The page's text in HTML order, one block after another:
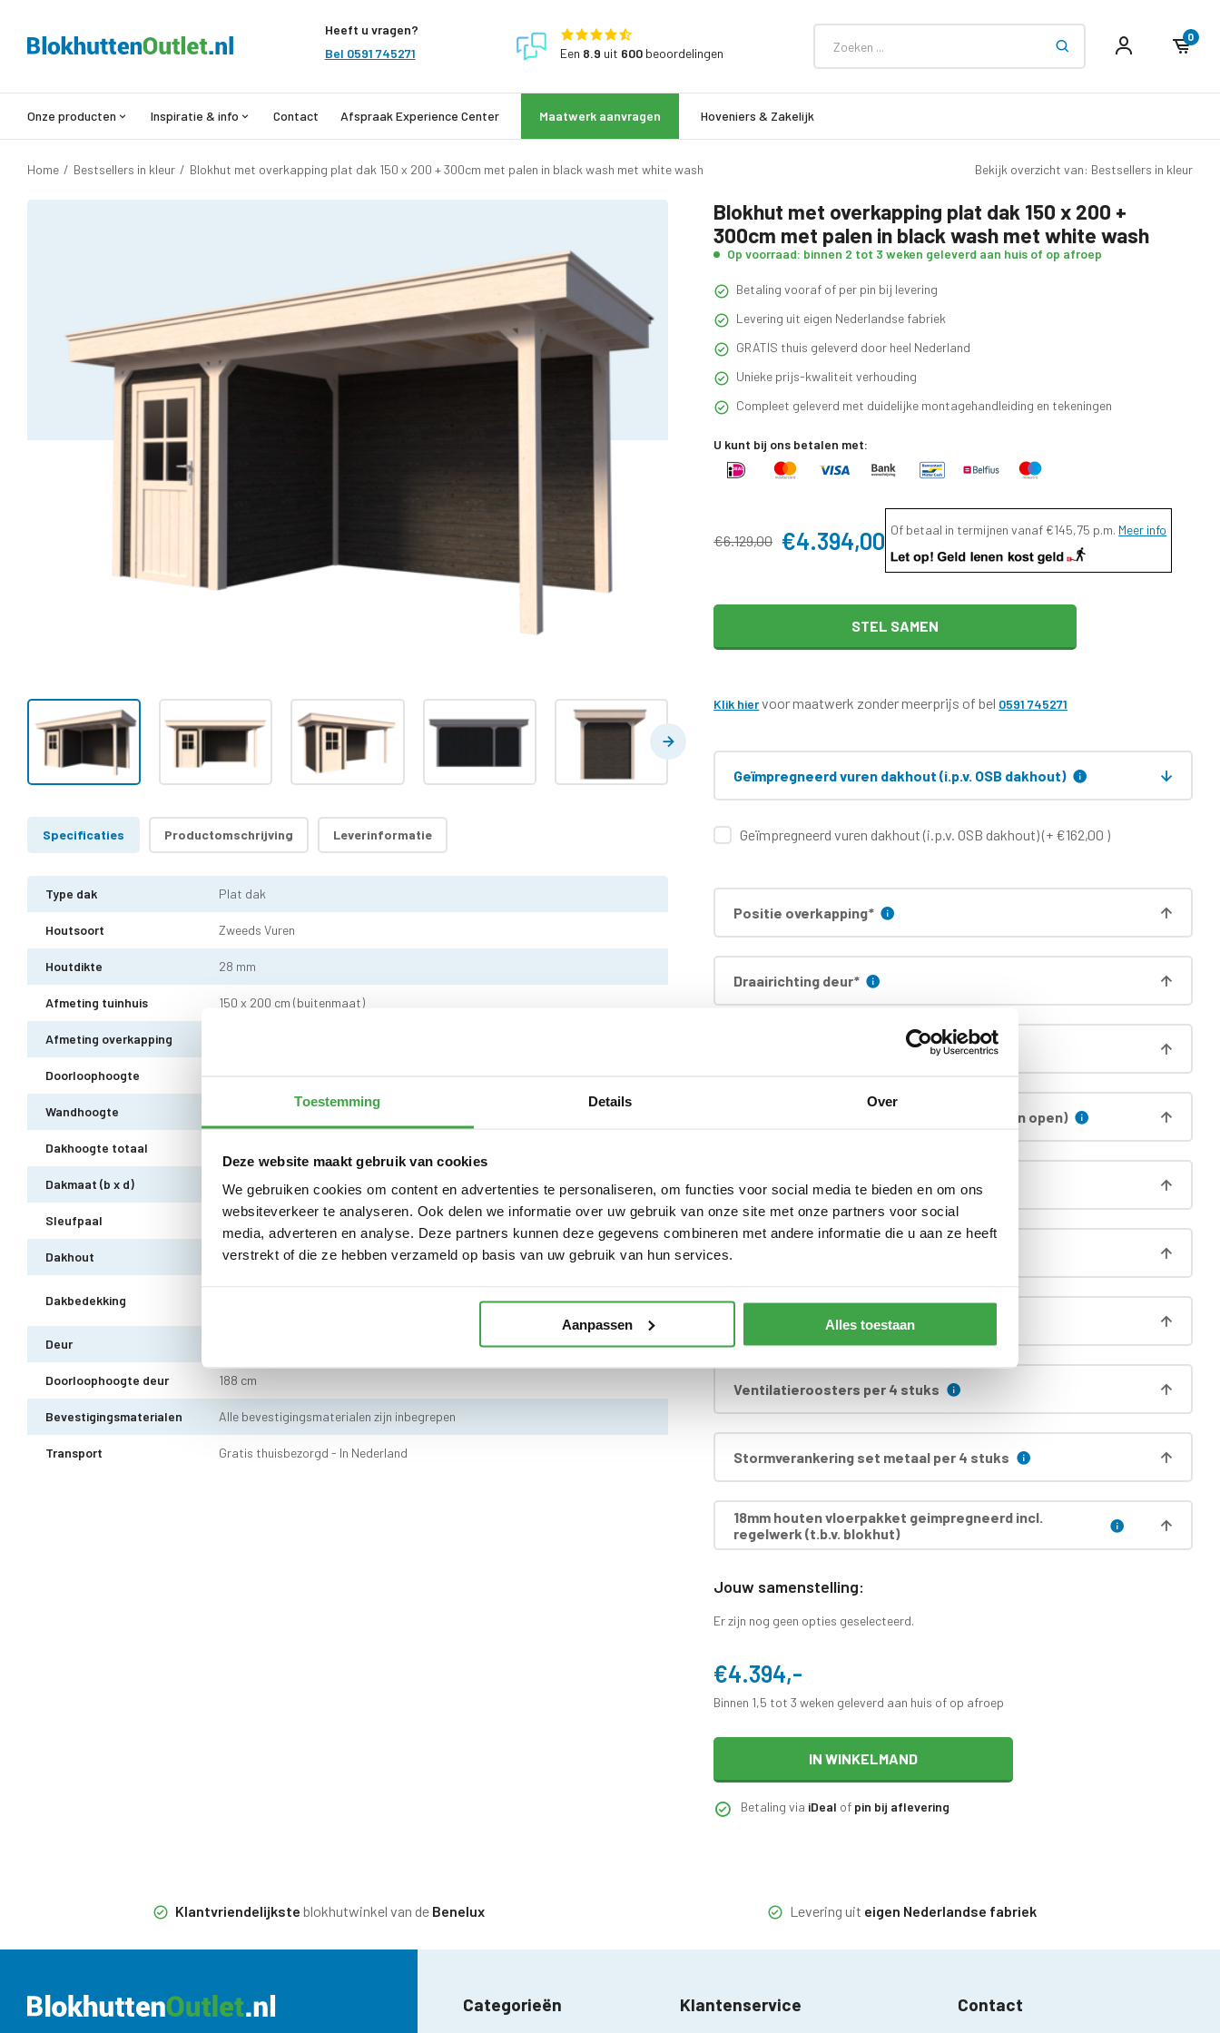
Toestemming Details Over
Deze website maakt gebruik van cookies
We gebruiken cookies om content en advertenties te personaliseren, om functies voor social media te bieden en om ons
websiteverkeer te analyseren. Ook delen we informatie over uw gebruik van onze site met onze partners voor social
media, adverteren en analyse. Deze partners kunnen deze gegevens combineren met andere informatie die u aan ze heeft
verstrekt of die ze hebben verzameld op basis van uw gebruik van hun services.
Aanpassen Alles toestaan
Heeft u vragen?
Bel 0591 745271
Een 8.9 uit 600beoordelingen
0
Onze producten Inspiratie & info Contact Afspraak Experience Center Maatwerk aanvragen Hoveniers & Zakelijk
Home / Bestsellers in kleur / Blokhut met overkapping plat dak 150 x 200 + 300cm met palen in black wash met white wash Bekijk overzicht van: Bestsellers in kleur
Specificaties Productomschrijving Leverinformatie
Type dak Plat dak
Houtsoort Zweeds Vuren
Houtdikte 28 mm
Afmeting tuinhuis 150 x 200 cm (buitenmaat)
Afmeting overkapping
Doorloophoogte
Wandhoogte
Dakhoogte totaal
Dakmaat (b x d) 510 x 240 cm
Sleufpaal 12 x 12 cm - 6 stuks
Dakhout 18 mm OSB dakhout
Dakbedekking
Deur Enkele deur zonder drempel - voorzien van echt glas
Doorloophoogte deur 188 cm
Bevestigingsmaterialen Alle bevestigingsmaterialen zijn inbegrepen
Transport Gratis thuisbezorgd - In Nederland
Blokhut met overkapping plat dak 150 x 200 +
300cm met palen in black wash met white wash
Op voorraad: binnen 2 tot 3 weken geleverd aan huis of op afroep
Betaling vooraf of per pin bij levering
Levering uit eigen Nederlandse fabriek
GRATIS thuis geleverd door heel Nederland
Unieke prijs-kwaliteit verhouding
Compleet geleverd met duidelijke montagehandleiding en tekeningen
U kunt bij ons betalen met:
€6.129,00 €4.394,00 Of betaal in termijnen vanaf €145,75 p.m. Meer info
STEL SAMEN
Klik hiervoor maatwerk zonder meerprijs of bel 0591 745271
Geïmpregneerd vuren dakhout (i.p.v. OSB dakhout)
Geïmpregneerd vuren dakhout (i.p.v. OSB dakhout) (+ €162,00 )
Positie overkapping*
Draairichting deur*
Extra wandlaag (á 13,5cm hoog)
Extra dichte zijwand (alleen voorzijde is dan open)
Hardhouten funderingsprofielen
Betonpoer incl. bevestigingsplaat
Ventilatieroosters per 4 stuks
Stormverankering set metaal per 4 stuks
18mm houten vloerpakket geimpregneerd incl.
regelwerk (t.b.v. blokhut)
Jouw samenstelling:
Er zijn nog geen opties geselecteerd.
€4.394,-
Binnen 1,5 tot 3 weken geleverd aan huis of op afroep
IN WINKELMAND
Betaling via iDeal of pin bij aflevering
Klantvriendelijkste blokhutwinkel van de Benelux Levering uit eigen Nederlandse fabriek
Categorieën Klantenservice Contact